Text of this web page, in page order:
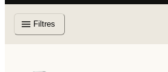
Filtres